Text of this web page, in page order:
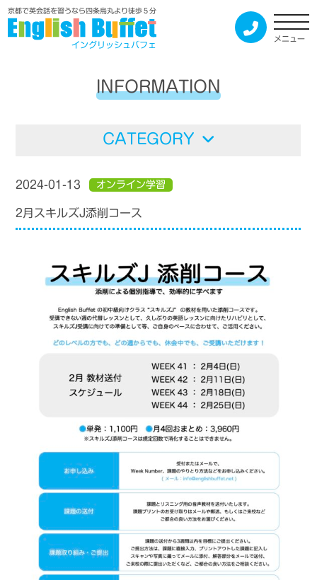
京都で英会話を習うなら四条烏丸より徒歩５分
イングリッシュバフェ
メニュー
INFORMATION
CATEGORY
2024-01-13 オンライン学習
2月スキルズJ添削コース